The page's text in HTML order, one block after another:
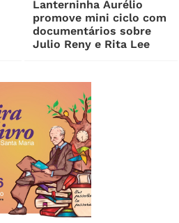
Lanterninha Aurélio
promove mini ciclo com
documentários sobre
Julio Reny e Rita Lee